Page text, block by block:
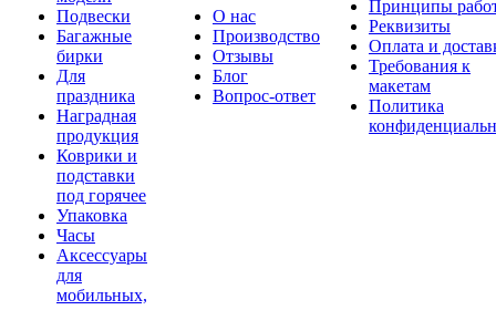
Подвески
Багажные
бирки
Для
праздника
Наградная
продукция
Коврики и
подставки
под горячее
Упаковка
Часы
Аксессуары
для
мобильных,
О нас
Производство
Отзывы
Блог
Вопрос-ответ
Принципы
Реквизиты
Оплата и
Требования к
макетам
Политика